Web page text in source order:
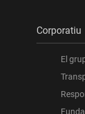
Corporatiu
El